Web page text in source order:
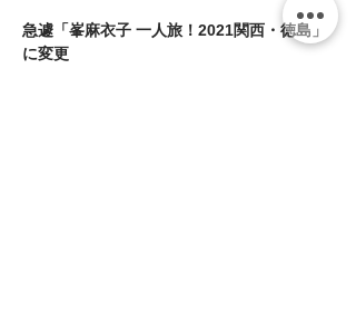
急遽「峯麻衣子 一人旅！2021関西・徳島」
に変更